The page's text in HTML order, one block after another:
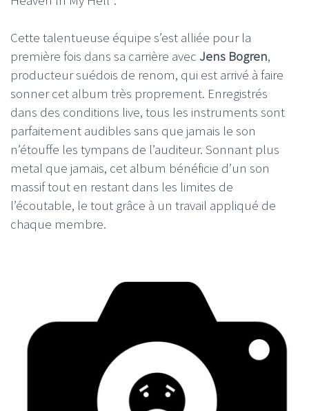
Cette talentueuse équipe s’est alliée pour la
première fois dans sa carrière avec Jens Bogren,
producteur suédois de renom, qui est arrivé à faire
sonner cet album très proprement. Enregistrés
dans des conditions live, tous les instruments sont
parfaitement audibles sans que jamais le son
n’étouffe les tympans de l’auditeur. Sonnant plus
metal que jamais, cet album bénéficie d’un son
massif tout en restant dans les limites de
l’écoutable, le tout grâce à un travail appliqué de
chaque membre.